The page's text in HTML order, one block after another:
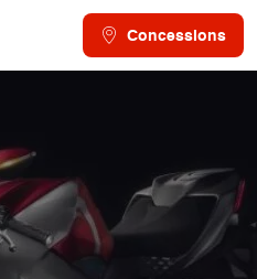
Concessions